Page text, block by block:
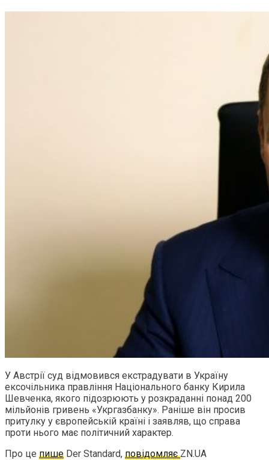
У Австрії суд відмовився екстрадувати в Україну
ексочільника правління Національного банку Кирила
Шевченка, якого підозрюють у розкраданні понад 200
мільйонів гривень «Укргазбанку». Раніше він просив
притулку у європейській країні і заявляв, що справа
проти нього має політичний характер.
Про це пише Der Standard, повідомляєZN.UA